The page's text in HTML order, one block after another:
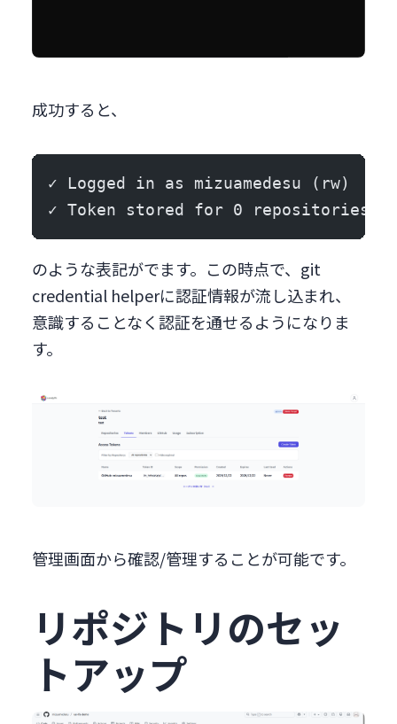
成功すると、
✓ Logged in as mizuamedesu (rw)
✓ Token stored for 0 repositories
のような表記がでます。この時点で、git
credential helperに認証情報が流し込まれ、
意識することなく認証を通せるようになりま
す。
管理画面から確認/管理することが可能です。
リポジトリのセッ
トアップ